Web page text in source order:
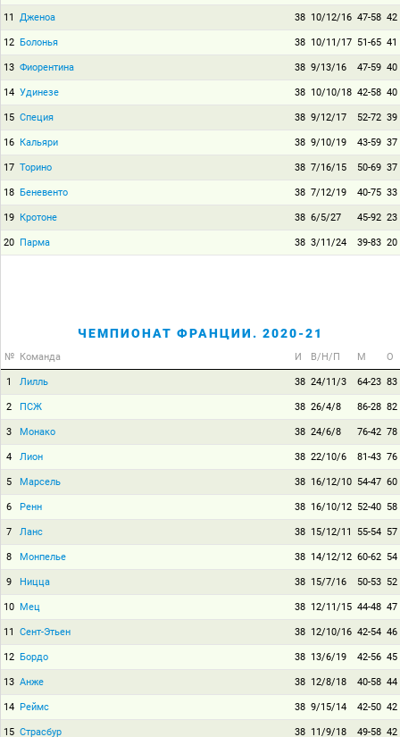
11 Дженоа 38 10/12/16 47-58 42
12 Болонья 38 10/11/17 51-65 41
13 Фиорентина 38 9/13/16 47-59 40
14 Удинезе 38 10/10/18 42-58 40
15 Специя 38 9/12/17 52-72 39
16 Кальяри 38 9/10/19 43-59 37
17 Торино 38 7/16/15 50-69 37
18 Беневенто 38 7/12/19 40-75 33
19 Кротоне 38 6/5/27 45-92 23
20 Парма 38 3/11/24 39-83 20
ЧЕМПИОНАТ ФРАНЦИИ. 2020-21
№ Команда И В/Н/П М О
1 Лилль 38 24/11/3 64-23 83
2 ПСЖ 38 26/4/8 86-28 82
3 Монако 38 24/6/8 76-42 78
4 Лион 38 22/10/6 81-43 76
5 Марсель 38 16/12/10 54-47 60
6 Ренн 38 16/10/12 52-40 58
7 Ланс 38 15/12/11 55-54 57
8 Монпелье 38 14/12/12 60-62 54
9 Ницца 38 15/7/16 50-53 52
10 Мец 38 12/11/15 44-48 47
11 Сент-Этьен 38 12/10/16 42-54 46
12 Бордо 38 13/6/19 42-56 45
13 Анже 38 12/8/18 40-58 44
14 Реймс 38 9/15/14 42-50 42
15 Страсбур 38 11/9/18 49-58 42